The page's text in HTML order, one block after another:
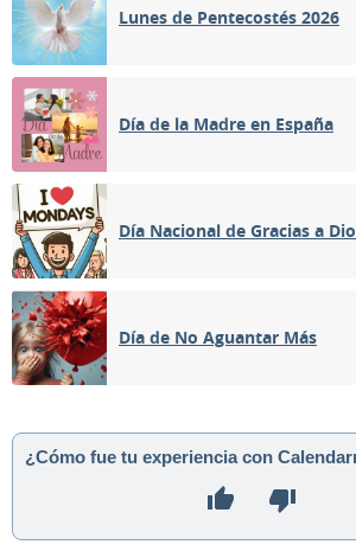
Lunes de Pentecostés 2026
Día de la Madre en España
Día Nacional de Gracias a
Día de No Aguantar Más
¿Cómo fue tu experiencia con